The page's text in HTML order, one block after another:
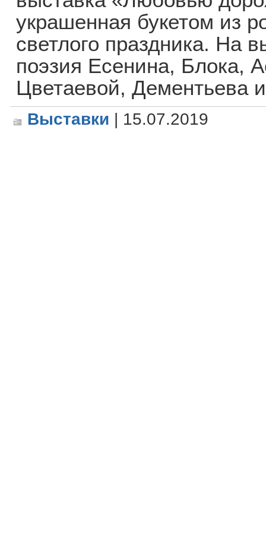
украшенная букетом из
светлого праздника. На
поэзия Есенина, Блока,
Цветаевой, Дементьева
Выставки | 15.07.2019